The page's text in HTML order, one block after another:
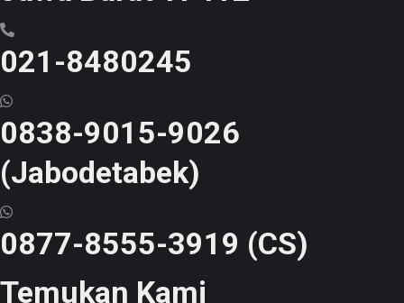
021-8480245
0838-9015-9026
(Jabodetabek)
0877-8555-3919 (CS)
Temukan Kami